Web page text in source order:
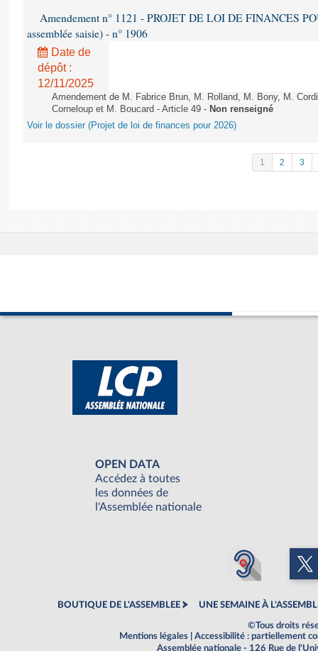
Amendement n° 1121 - PROJET DE LOI DE FINANCES
assemblée saisie) - n° 1906
Date de
dépôt :
12/11/2025
Amendement de M. Fabrice Brun, M. Rolland, M. Bony, M.
Corneloup et M. Boucard - Article 49 - Non renseigné
Voir le dossier (Projet de loi de finances pour 2026)
1 2 3
OPEN DATA
Accédez à toutes
les données de
l'Assemblée nationale
BOUTIQUE DE L'ASSEMBLEE UNE SEMAINE À
©Tous droits
Mentions légales
Accessibilité : partiellement
Assemblée nationale - 126 Rue de